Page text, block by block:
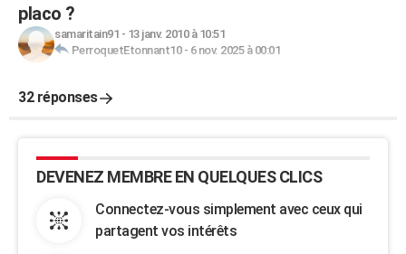
placo ?
samaritain91 - 13 janv. 2010 à 10:51
PerroquetEtonnant10- 6 nov. 2025 à 00:01
32 réponses
DEVENEZ MEMBRE EN QUELQUES CLICS
Connectez-vous simplement avec ceux qui
partagent vos intérêts